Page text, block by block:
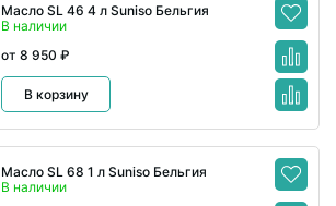
Масло SL 46 4 л Suniso Бельгия
В наличии
от 8 950 ₽
В корзину
Масло SL 68 1 л Suniso Бельгия
В наличии